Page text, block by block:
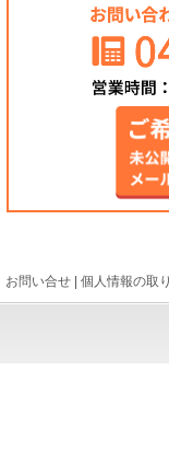
お問い合せ 個人情報の取